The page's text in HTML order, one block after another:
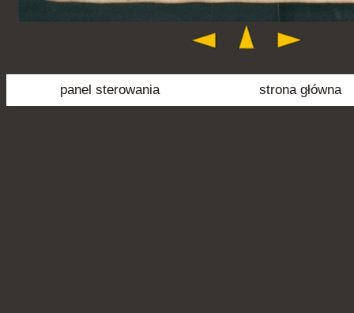
panel sterowania strona główna